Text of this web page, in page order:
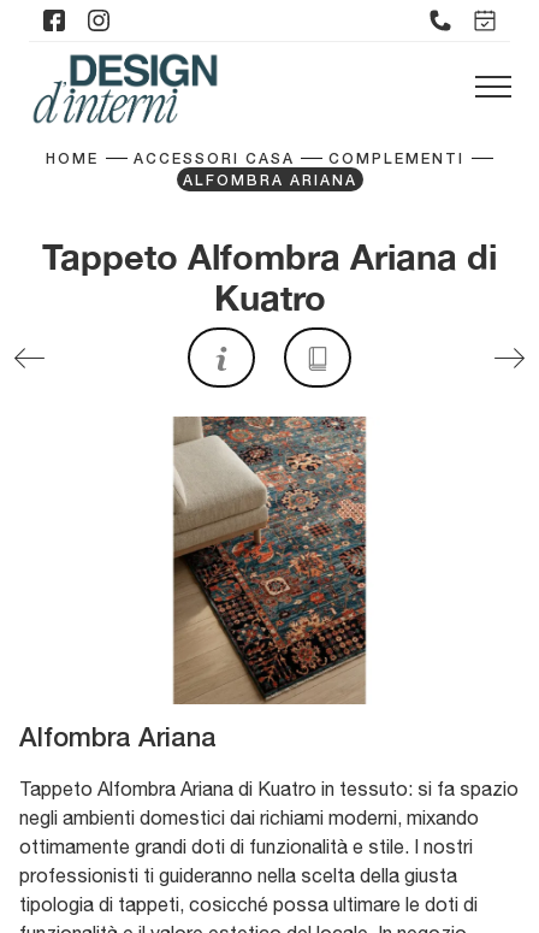
HOME ACCESSORI CASA
COMPLEMENTI
ALFOMBRA ARIANA
Tappeto Alfombra Ariana di
Kuatro
Alfombra Ariana
Tappeto Alfombra Ariana di Kuatro in tessuto: si fa spazio
negli ambienti domestici dai richiami moderni, mixando
ottimamente grandi doti di funzionalità e stile. I nostri
professionisti ti guideranno nella scelta della giusta
tipologia di tappeti, cosicché possa ultimare le doti di